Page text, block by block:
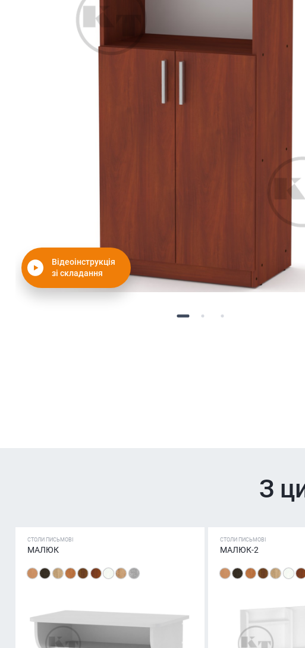
Відеоінструкція
зі складання
З
СТОЛИ ПИСЬМОВІ
МАЛЮК
СТОЛИ ПИСЬМОВІ
МАЛЮК-2